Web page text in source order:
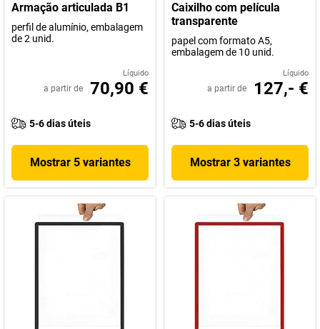
Armação articulada B1
perfil de alumínio, embalagem
de 2 unid.
Líquido
a partir de 70,90 €
5-6 dias úteis
Mostrar 5 variantes
Caixilho com película
transparente
papel com formato A5,
embalagem de 10 unid.
Líquido
a partir de 127,- €
5-6 dias úteis
Mostrar 3 variantes